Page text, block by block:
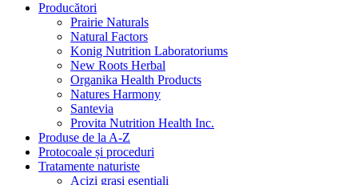
Producători
Prairie Naturals
Natural Factors
Konig Nutrition Laboratoriums
New Roots Herbal
Organika Health Products
Natures Harmony
Santevia
Provita Nutrition Health Inc.
Produse de la A-Z
Protocoale și proceduri
Tratamente naturiste
Acizi grași esențiali